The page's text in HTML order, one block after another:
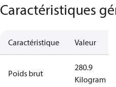
Caractéristiques
Caractéristique Valeur
Poids brut
280.9
Kilogram